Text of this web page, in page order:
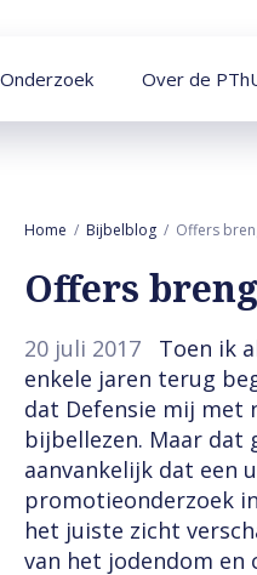
Onderzoek Over de
Home Bijbelblog Offers
Offers
20 juli 2017
Toen ik
enkele jaren terug
dat Defensie mij met
bijbellezen. Maar dat
aanvankelijk dat een
promotieonderzoek
het juiste zicht
van het jodendom en